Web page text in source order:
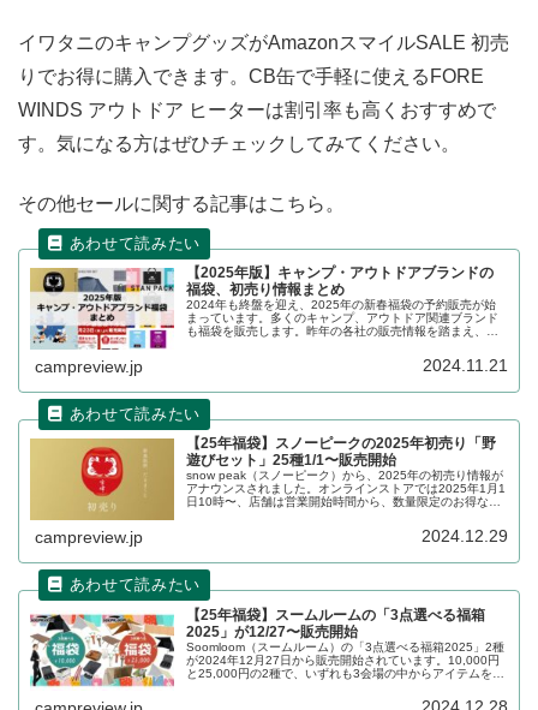
イワタニのキャンプグッズがAmazonスマイルSALE 初売
りでお得に購入できます。CB缶で手軽に使えるFORE
WINDS アウトドア ヒーターは割引率も高くおすすめで
す。気になる方はぜひチェックしてみてください。
その他セールに関する記事はこちら。
【2025年版】キャンプ・アウトドアブランドの
福袋、初売り情報まとめ
2024年も終盤を迎え、2025年の新春福袋の予約販売が始
まっています。多くのキャンプ、アウトドア関連ブランド
も福袋を販売します。昨年の各社の販売情報を踏まえ、
campreview.jp 2024.11.21
【25年福袋】スノーピークの2025年初売り「野
遊びセット」25種1/1〜販売開始
snow peak（スノーピーク）から、2025年の初売り情報が
アナウンスされました。オンラインストアでは2025年1月1
日10時〜、店舗は営業開始時間から、数量限定のお得な野
campreview.jp 2024.12.29
【25年福袋】スームルームの「3点選べる福箱
2025」が12/27〜販売開始
Soomloom（スームルーム）の「3点選べる福箱2025」2種
が2024年12月27日から販売開始されています。10,000円
と25,000円の2種で、いずれも3会場の中からアイテムを3